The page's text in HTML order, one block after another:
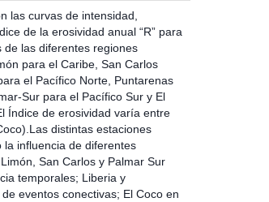
las curvas de intensidad,
de la erosividad anual “R” para
de las diferentes regiones
para el Caribe, San Carlos
el Pacífico Norte, Puntarenas
Sur para el Pacífico Sur y El
Índice de erosividad varía entre
distintas estaciones
influencia de diferentes
San Carlos y Palmar Sur
temporales; Liberia y
eventos conectivas; El Coco en